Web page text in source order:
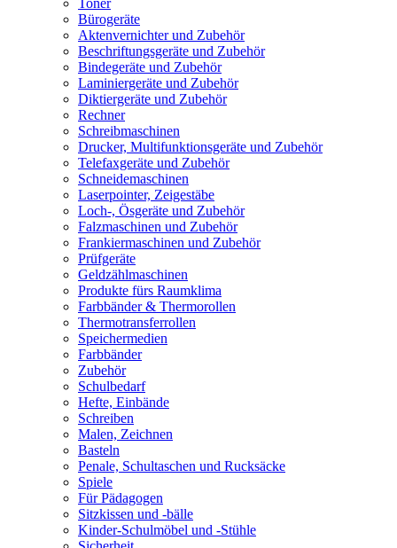
Toner
Bürogeräte
Aktenvernichter und Zubehör
Beschriftungsgeräte und Zubehör
Bindegeräte und Zubehör
Laminiergeräte und Zubehör
Diktiergeräte und Zubehör
Rechner
Schreibmaschinen
Drucker, Multifunktionsgeräte und Zubehör
Telefaxgeräte und Zubehör
Schneidemaschinen
Laserpointer, Zeigestäbe
Loch-, Ösgeräte und Zubehör
Falzmaschinen und Zubehör
Frankiermaschinen und Zubehör
Prüfgeräte
Geldzählmaschinen
Produkte fürs Raumklima
Farbbänder & Thermorollen
Thermotransferrollen
Speichermedien
Farbbänder
Zubehör
Schulbedarf
Hefte, Einbände
Schreiben
Malen, Zeichnen
Basteln
Penale, Schultaschen und Rucksäcke
Spiele
Für Pädagogen
Sitzkissen und -bälle
Kinder-Schulmöbel und -Stühle